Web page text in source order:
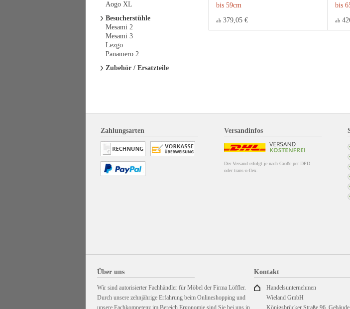
bis 59cm
ab 379,05 €
bis
ab
Aogo XL
Besucherstühle
Mesami 2
Mesami 3
Lezgo
Panamero 2
Zubehör / Ersatzteile
Zahlungsarten Versandinfos
Der Versand erfolgt je nach Größe per DPD
oder trans-o-flex.
Über uns
Wir sind autorisierter Fachhändler für Möbel der Firma Löffler.
Durch unsere zehnjährige Erfahrung beim Onlineshopping und
unsere Fachkompetenz im Bereich Ergonomie sind Sie bei uns in
Kontakt
Handelsunternehmen
Wieland GmbH
Königsbrücker Straße 96,